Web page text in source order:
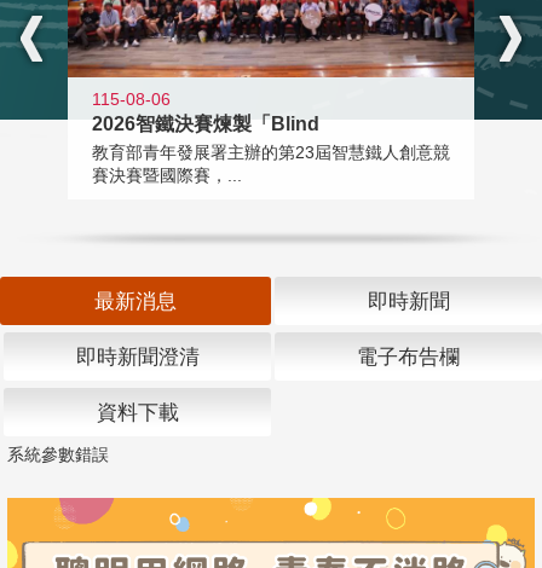
115-08-06
2026智鐵決賽煉製「Blind
教育部青年發展署主辦的第23屆智慧鐵人創意競
賽決賽暨國際賽，...
最新消息 即時新聞
即時新聞澄清 電子布告欄
資料下載
系統參數錯誤